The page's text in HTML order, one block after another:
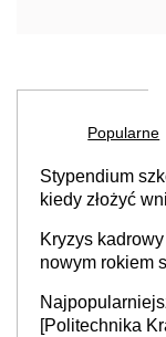
Popularne
Stypendium
kiedy złożyć
Kryzys
nowym rokiem
[Politechnika